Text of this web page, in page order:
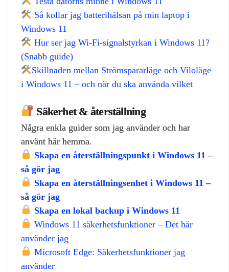
Så kollar jag batterihälsan på min laptop i
Windows 11
Hur ser jag Wi‑Fi‑signalstyrkan i Windows 11?
(Snabb guide)
Skillnaden mellan Strömspararläge och Viloläge
i Windows 11 – och när du ska använda vilket
Säkerhet & återställning
Några enkla guider som jag använder och har
använt här hemma.
Skapa en återställningspunkt i Windows 11 –
så gör jag
Skapa en återställningsenhet i Windows 11 –
så gör jag
Skapa en lokal backup i Windows 11
Windows 11 säkerhetsfunktioner – Det här
använder jag
Microsoft Edge: Säkerhetsfunktioner jag
använder